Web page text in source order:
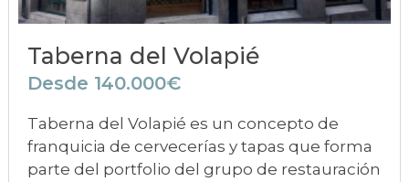
Taberna del Volapié
Desde 140.000€
Taberna del Volapié es un concepto de
franquicia de cervecerías y tapas que forma
parte del portfolio del grupo de restauración